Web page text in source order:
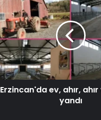
Erzincan'da ev, ahır,
yandı